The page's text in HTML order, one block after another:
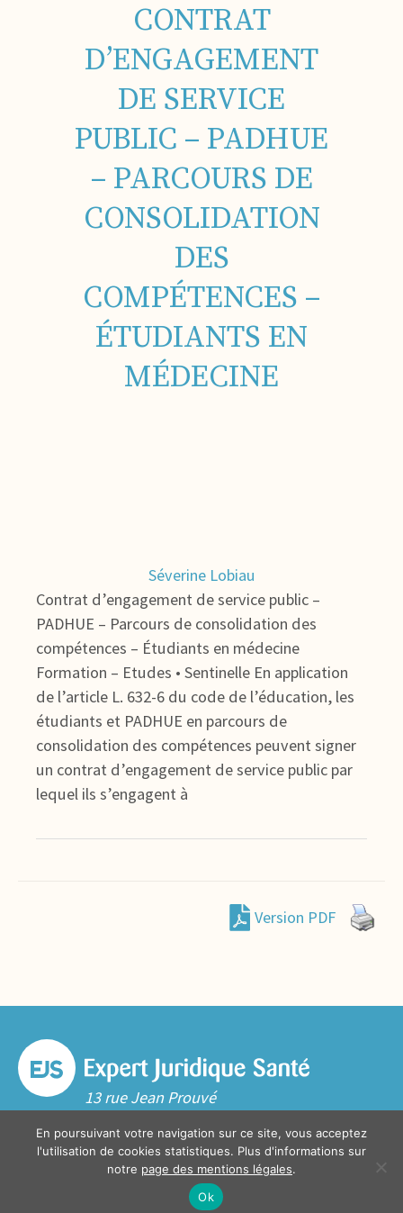
CONTRAT
D’ENGAGEMENT
DE SERVICE
PUBLIC – PADHUE
– PARCOURS DE
CONSOLIDATION
DES
COMPÉTENCES –
ÉTUDIANTS EN
MÉDECINE
Séverine Lobiau
Contrat d’engagement de service public –
PADHUE – Parcours de consolidation des
compétences – Étudiants en médecine
Formation – Etudes • Sentinelle En application
de l’article L. 632-6 du code de l’éducation, les
étudiants et PADHUE en parcours de
consolidation des compétences peuvent signer
un contrat d’engagement de service public par
lequel ils s’engagent à
Version PDF
13 rue Jean Prouvé
Tél. 03 20 06 70 10
Contact
En poursuivant votre navigation sur ce site, vous acceptez
l'utilisation de cookies statistiques. Plus d'informations sur
notre page des mentions légales.
Ok